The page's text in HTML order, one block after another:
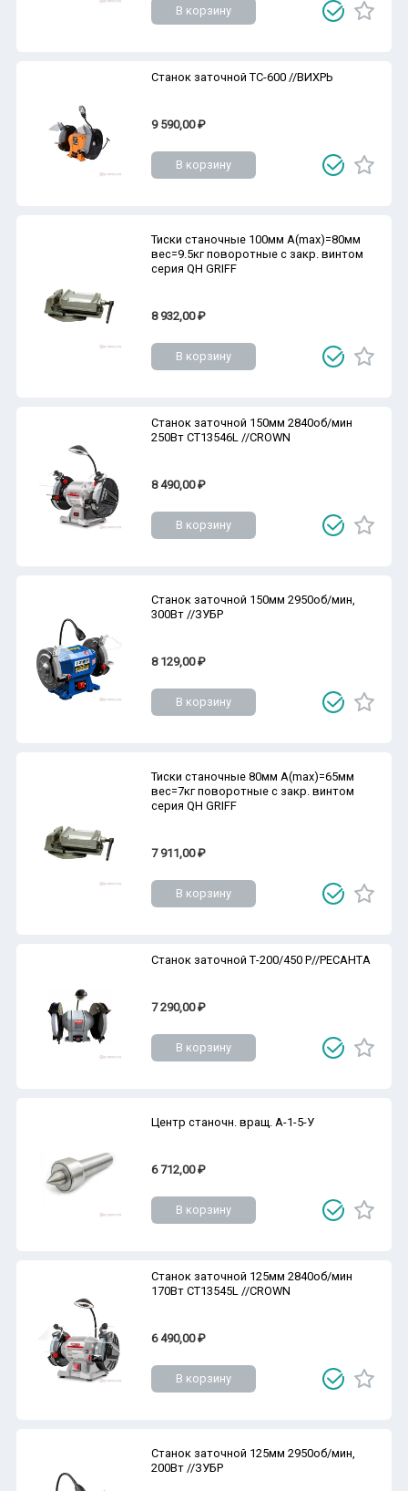
В корзину
Станок заточной ТС-600 //ВИХРЬ
9 590,00 ₽
В корзину
Тиски станочные 100мм A(max)=80мм
вес=9.5кг поворотные с закр. винтом
серия QH GRIFF
8 932,00 ₽
В корзину
Станок заточной 150мм 2840об/мин
250Вт CT13546L //CROWN
8 490,00 ₽
В корзину
Станок заточной 150мм 2950об/мин,
300Вт //ЗУБР
8 129,00 ₽
В корзину
Тиски станочные 80мм A(max)=65мм
вес=7кг поворотные с закр. винтом
серия QH GRIFF
7 911,00 ₽
В корзину
Станок заточной Т-200/450 Р//РЕСАНТА
7 290,00 ₽
В корзину
Центр станочн. вращ. А-1-5-У
6 712,00 ₽
В корзину
Станок заточной 125мм 2840об/мин
170Вт CT13545L //CROWN
6 490,00 ₽
В корзину
Станок заточной 125мм 2950об/мин,
200Вт //ЗУБР